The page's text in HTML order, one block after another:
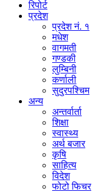
रिपोर्ट
प्रदेश
प्रदेश नं. १
मधेश
वागमती
गण्डकी
लुम्बिनी
कर्णाली
सुदुरपश्चिम
अन्य
अन्तर्वार्ता
शिक्षा
स्वास्थ्य
अर्थ बजार
कृषि
साहित्य
विदेश
फोटो फिचर